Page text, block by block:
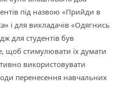
під назвою «Прийди в
і для викладачів «Одягнись
для студентів був
щоб стимулювати їх думати
використовувати
перенесення навчальних